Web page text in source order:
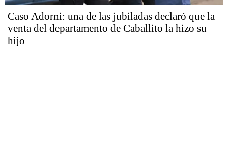
Caso Adorni: una de las jubiladas declaró que la
venta del departamento de Caballito la hizo su
hijo